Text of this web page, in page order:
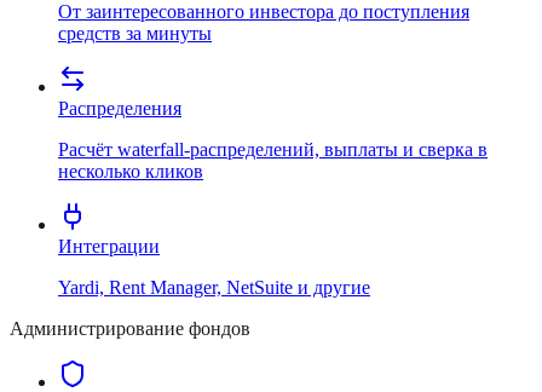
От заинтересованного инвестора до поступления
средств за минуты
Распределения
Расчёт waterfall-распределений, выплаты и сверка в
несколько кликов
Интеграции
Yardi, Rent Manager, NetSuite и другие
Администрирование фондов